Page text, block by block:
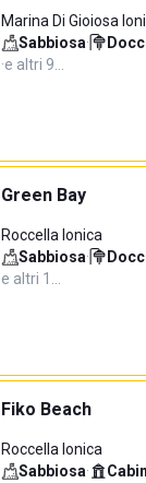
Marina Di Gioiosa
Sabbiosa·
·e altri 9…
Green Bay
Roccella Ionica
Sabbiosa·
e altri 1…
Fiko Beach
Roccella Ionica
Sabbiosa·